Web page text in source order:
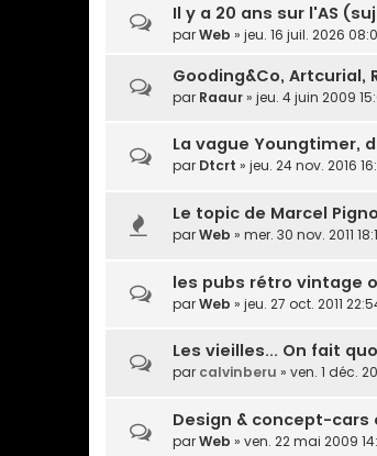
Il y a 20 ans sur l'AS
parWeb » jeu. 16 juil. 2026
Gooding&Co, Artcurial,
par Raaur» jeu. 4 juin 2009
La vague Youngtimer,
par Dtcrt » jeu. 24 nov. 2016
Le topic de Marcel
parWeb » mer. 30 nov. 2011
les pubs rétro vintage
parWeb » jeu. 27 oct. 2011
Les vieilles... On fait
par calvinberu » ven. 1 déc.
Design & concept-cars
parWeb » ven. 22 mai 2009